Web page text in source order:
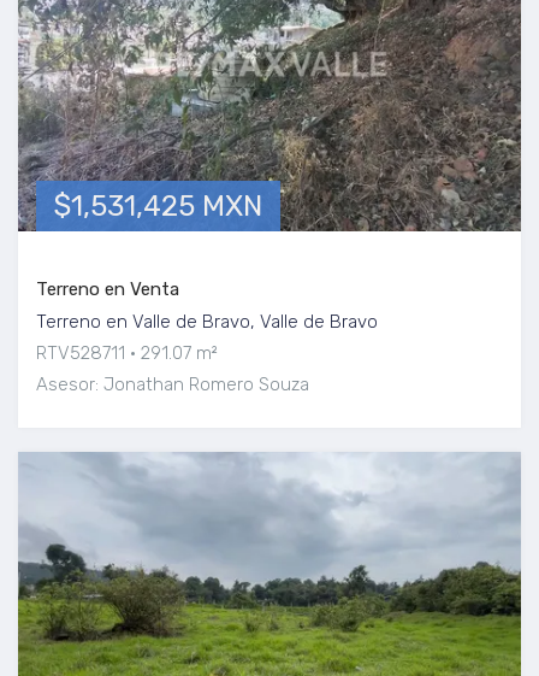
$1,531,425 MXN
Terreno en Venta
Terreno en Valle de Bravo, Valle de Bravo
RTV528711
291.07 m²
Asesor: Jonathan Romero Souza